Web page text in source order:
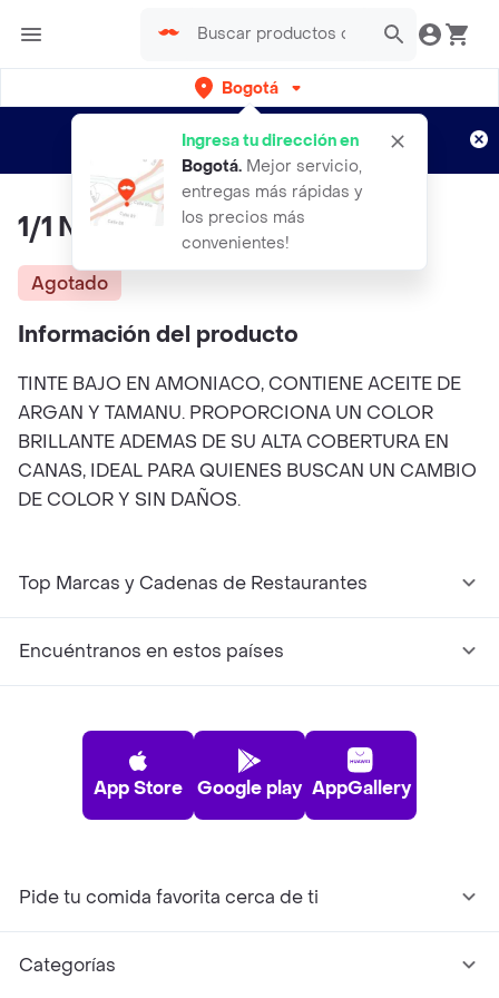
Bogotá
Ingresa tu dirección en
Bogotá. Mejor servicio,
entregas más rápidas y
los precios más
convenientes!
envíos gratis por semanas
Aplican TyC
1/1 Negro Azul Coiffance
Agotado
Información del producto
TINTE BAJO EN AMONIACO, CONTIENE ACEITE DE
ARGAN Y TAMANU. PROPORCIONA UN COLOR
BRILLANTE ADEMAS DE SU ALTA COBERTURA EN
CANAS, IDEAL PARA QUIENES BUSCAN UN CAMBIO
DE COLOR Y SIN DAÑOS.
Top Marcas y Cadenas de Restaurantes
Encuéntranos en estos países
App Store Google play AppGallery
Pide tu comida favorita cerca de ti
Categorías